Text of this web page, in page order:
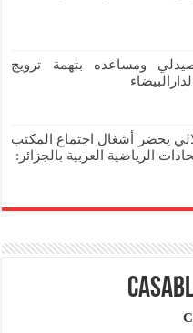
ومساعده بتهمة ترويج
يحضر أشغال اجتماع المكتب
الرياضية العربية بالجزائر: